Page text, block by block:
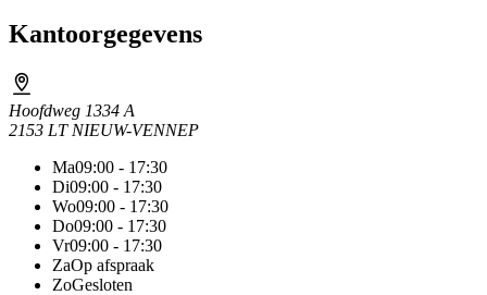
Kantoorgegevens
Hoofdweg 1334 A
2153 LT NIEUW-VENNEP
Ma09:00 - 17:30
Di09:00 - 17:30
Wo09:00 - 17:30
Do09:00 - 17:30
Vr09:00 - 17:30
ZaOp afspraak
ZoGesloten